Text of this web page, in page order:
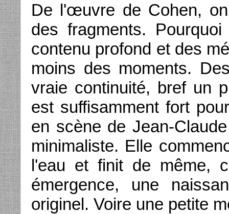
De l'œuvre de Cohen,
des fragments.
contenu profond et des
moins des moments.
vraie continuité, bref un
est suffisamment fort
en scène de Jean-
minimaliste. Elle
l'eau et finit de même,
émergence, une
originel. Voire une petite